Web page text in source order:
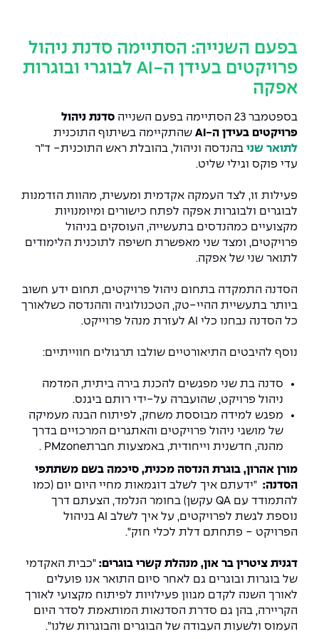
בפעם השנייה: הסתיימה סדנת ניהול
פרויקטים בעידן ה-AI לבוגרי ובוגרות
אפקה
בספטמבר 23 הסתיימה בפעם השנייה
סדנת ניהול
פרויקטים בעידן ה- AI שהתקיימה בשיתוף התוכנית
לתואר שני בהנדסה וניהול, בהובלת ראש התוכנית- ד"ר
עדי פוקס וגילי שליט.
פעילות זו, לצד העמקה אקדמית ומעשית, מהוות הזדמנות
לבוגרים ולבוגרות אפקה לפתח כישורים ומיומנויות
מקצועיים כמהנדסים בתעשייה, העוסקים בניהול
פרויקטים, ומצד שני מאפשרת חשיפה לתוכנית הלימודים
לתואר שני של אפקה.
הסדנה התמקדה בתחום ניהול פרויקטים, תחום ידע חשוב
ביותר בתעשיית ההיי-טק, הטכנולוגיה וההנדסה כשלאורך
כל הסדנה נבחנו כלי AI לעזרת מנהל פרוייקט.
נוסף להיבטים התיאורטיים שולבו תרגולים חווייתיים:
סדנה בת שני מפגשים להכנת בירה ביתית, המדמה
ניהול פרויקט, שהועברה על-ידי רותם ביגנס.
מפגש למידה מבוססת משחק, לפיתוח הבנה מעמיקה
של מושגי ניהול פרויקטים והאתגרים המרכזיים בדרך
מהנה, חדשנית וייחודית, באמצעות חברתPMzone .
מורן אהרון, בוגרת הנדסה מכנית, סיכמה בשם משתתפי
הסדנה: "ידעתם איך לשלב דוגמאות מחיי היום יום (כמו
להתמודד עם QA עקשן) בחומר הנלמד, הצעתם דרך
נוספת לגשת לפרויקטים, על איך לשלב AI בניהול
הפרויקט - פתחתם דלת לכלי חזק".
דגנית ציטרין בר און, מנהלת קשרי בוגרים: "כבית האקדמי
של בוגרות ובוגרים גם לאחר סיום התואר אנו פועלים
לאורך השנה לקדם מגוון פעילויות לפיתוח מקצועי לאורך
הקריירה, בהן גם סדרת הסדנאות המותאמת לסדר היום
העמוס ולשעות העבודה של הבוגרים והבוגרות שלנו".
נהלים, תקנונים וחקיקה
הצהרת נגישות
לעבוד באפקה
לוח שנה אקדמי
צור קשר
חדשות אפקה
כתבות
מדברים הנדסה (פודקאסט)
ידיעות מן העיתונות
כתבי עת
כואבים את לכתם
לעבוד באפקה
משרות פנויות
אזור אישי
כניסה לסגל
הנדסת אנרגיה והספק
הנדסה וניהול
הנדסת מערכות
הנדסה רפואית
יחידות לימוד אקדמיות
היחידה למתמטיקה
היחידה לפיזיקה
היחידה לאנגלית
היחידה לחברה ורוח
היחידה ללימודי חוץ
קורס ניהול לוגיסטיקה ורכש
קורס ניהול מוצר בשילוב AI
קורס דירקטורים
קורס אנרגיה מתחדשת
דקאנט הסטודנטים
מעבדות
ספרייה
אגודת הסטודנטים
מעטפת תמיכה למשרתות ולמשרתים
אופק – מרכזים לפיתוח מיומנויות
מועדוני סטודנטים
נבחרות הספורט
מעורבות חברתית
מרכז החדשנות והיזמות
המרכז לקידום הלמידה
היחידה לבינלאומיות
שכר לימוד
מלגות
מסלול ישיר לתואר ראשון
מידע למועמד תואר שני
הרשמה און ליין
שאלות ותשובות
מלגות ע״ב נתוני קבלה
למה לעשות תואר שני באפקה?
מעטפת תמיכה וחוסן למשרתות
המרכז לאנרגיה מתחדשת ובת קיימא
המרכז להנדסת חומרים ותהליכים
מרכז ICSGen.AI
Skills & Tech
כנסי פיתוח הון אנושי לאומי בהנדסה
כנס עיבוד דיבור
מדד הכישורים